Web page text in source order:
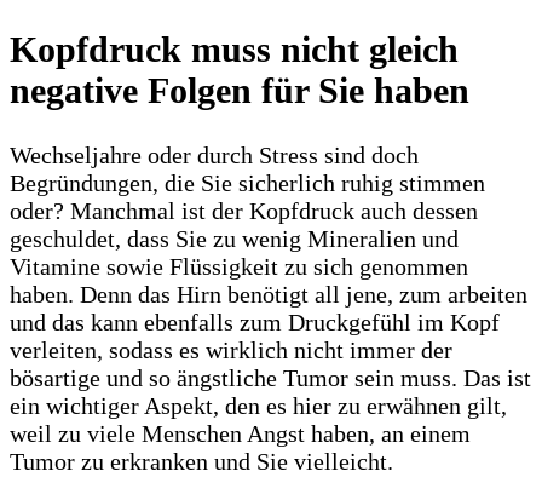
Kopfdruck muss nicht gleich
negative Folgen für Sie haben
Wechseljahre oder durch Stress sind doch
Begründungen, die Sie sicherlich ruhig stimmen
oder? Manchmal ist der Kopfdruck auch dessen
geschuldet, dass Sie zu wenig Mineralien und
Vitamine sowie Flüssigkeit zu sich genommen
haben. Denn das Hirn benötigt all jene, zum arbeiten
und das kann ebenfalls zum Druckgefühl im Kopf
verleiten, sodass es wirklich nicht immer der
bösartige und so ängstliche Tumor sein muss. Das ist
ein wichtiger Aspekt, den es hier zu erwähnen gilt,
weil zu viele Menschen Angst haben, an einem
Tumor zu erkranken und Sie vielleicht.